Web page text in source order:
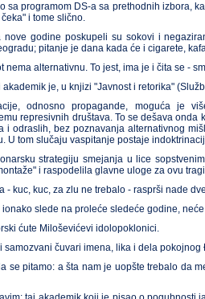
sa programom DS-a sa prethodnih izbora,
i tome slično.
godine poskupeli su sokovi i
pitanje je dana kada će i cigarete,
nema alternativnu. To jest, ima je i čita se -
akademik je, u knjizi "Javnost i retorika"
odnosno propagande, moguća je
represivnih društava. To se dešava
i odraslih, bez poznavanja alternativnog
U tom slučaju vaspitanje postaje
strategiju smejanja u lice
i raspodelila glavne uloge za ovu
- kuc, kuc, za zlu ne trebalo - rasprši nade
ionako slede na proleće sledeće godine,
ćute Miloševićevi idolopoklonici.
samozvani čuvari imena, lika i dela
se pitamo: a šta nam je uopšte trebalo da